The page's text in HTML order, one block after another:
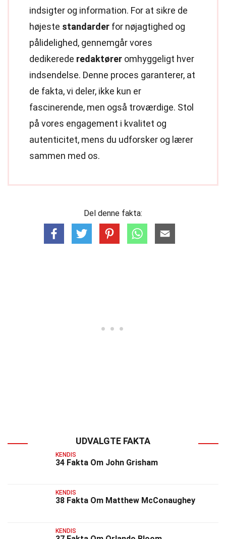
indsigter og information. For at sikre de
højeste standarder for nøjagtighed og
pålidelighed, gennemgår vores
dedikerede redaktører omhyggeligt hver
indsendelse. Denne proces garanterer, at
de fakta, vi deler, ikke kun er
fascinerende, men også troværdige. Stol
på vores engagement i kvalitet og
autenticitet, mens du udforsker og lærer
sammen med os.
Del denne fakta:
UDVALGTE FAKTA
KENDIS
34 Fakta Om John Grisham
KENDIS
38 Fakta Om Matthew McConaughey
KENDIS